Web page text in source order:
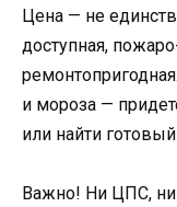
Цена — не
доступная,
и мороза —
или найти
Важно! Ни ЦПС, ни